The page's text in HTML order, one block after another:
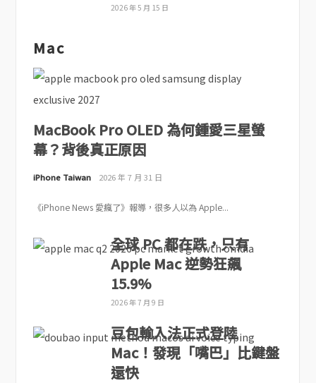
2026 年 5 月 15 日
Mac
MacBook Pro OLED 為何鍾愛三星螢
幕？背後真正原因
iPhone Taiwan 2026 年 7 月 31 日
《iPhone News 愛瘋了》報導，很多人以為 Apple...
全球 PC 都在跌，只有
Apple Mac 逆勢狂飆
15.9%
2026 年 7 月 9 日
豆包輸入法正式登陸
Mac！發現「嘴巴」比鍵盤
還快